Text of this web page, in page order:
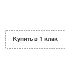
Купить в 1 клик